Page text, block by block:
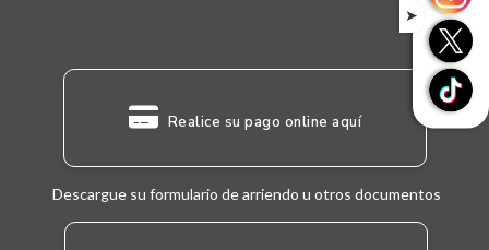
Realice su pago online aquí
Descargue su formulario de arriendo u otros documentos
➤